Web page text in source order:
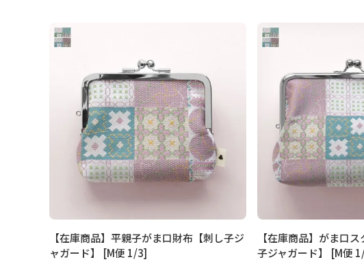
【在庫商品】平親子がま口財布【刺し子ジ
ャガード】 [M便 1/3]
【在庫商品】がま口
子ジャガード】 [M便